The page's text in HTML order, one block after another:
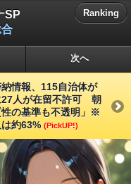
SP
Ranking
次へ
情報、115自治体が
人が在留不許可 朝
性の基準も不透明」※
約63% (PickUP!)